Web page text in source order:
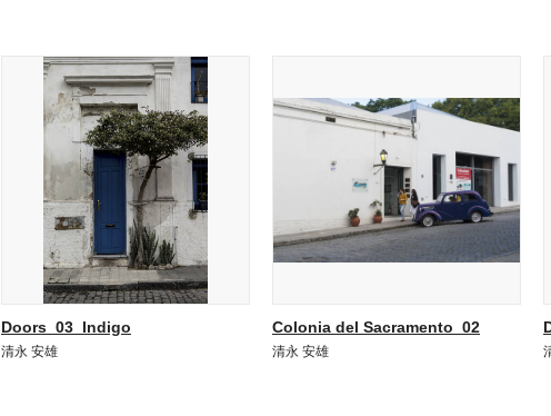
Doors_03_Indigo
清永 安雄
Colonia del Sacramento_02
清永 安雄